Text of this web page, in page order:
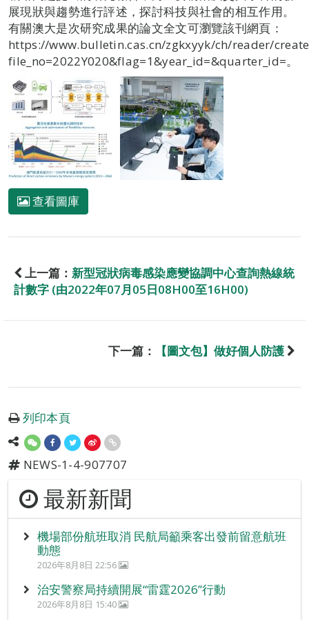
展現狀與趨勢進行評述，探討科技與社會的相互作用。
有關澳大是次研究成果的論文全文可瀏覽該刊網頁：
https://www.bulletin.cas.cn/zgkxyyk/ch/reader/
file_no=2022Y020&flag=1&year_id=&quarter_id=。
查看圖庫
上一篇： 新型冠狀病毒感染應變協調中心查詢熱線統
計數字 (由2022年07月05日08H00至16H00)
下一篇： 【圖文包】做好個人防護
列印本頁
NEWS-1-4-907707
最新新聞
機場部份航班取消 民航局籲乘客出發前留意航班
動態
2026年8月8日 22:56
治安警察局持續開展“雷霆2026”行動
2026年8月8日 15:40